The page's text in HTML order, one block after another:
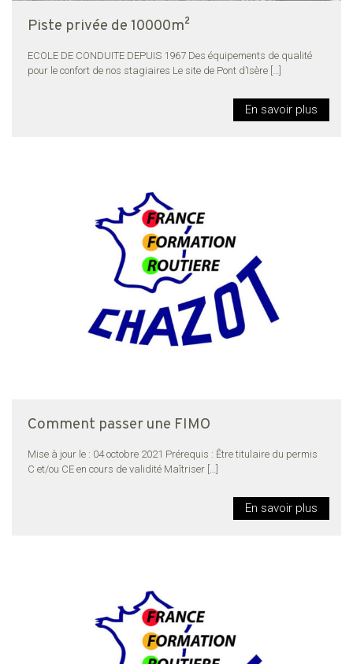
Piste privée de 10000m²
ECOLE DE CONDUITE DEPUIS 1967 Des équipements de qualité
pour le confort de nos stagiaires Le site de Pont d’Isère […]
En savoir plus
Comment passer une FIMO
Mise à jour le : 04 octobre 2021 Prérequis : Être titulaire du permis
C et/ou CE en cours de validité Maîtriser […]
En savoir plus